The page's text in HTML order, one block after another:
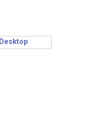
Desktop